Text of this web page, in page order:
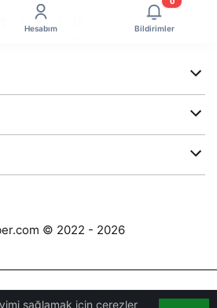
sağlamak için çerezler
Hesabım Bildirimler
© 2022 - 2026